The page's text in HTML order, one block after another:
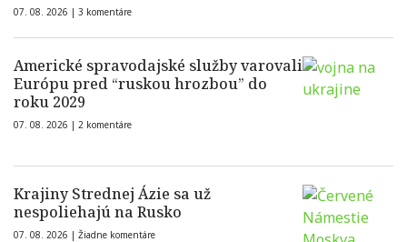
07. 08. 2026 | 3 komentáre
Americké spravodajské služby varovali
Európu pred “ruskou hrozbou” do
roku 2029
07. 08. 2026 | 2 komentáre
Krajiny Strednej Ázie sa už
nespoliehajú na Rusko
07. 08. 2026 | Žiadne komentáre